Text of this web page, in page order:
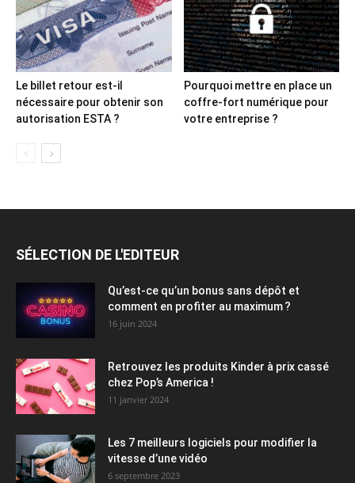
Le billet retour est-il
nécessaire pour obtenir son
autorisation ESTA ?
Pourquoi mettre en place un
coffre-fort numérique pour
votre entreprise ?
SÉLECTION DE L'EDITEUR
Qu’est-ce qu’un bonus sans dépôt et
comment en profiter au maximum ?
16 juin 2024
Retrouvez les produits Kinder à prix cassé
chez Pop’s America !
11 janvier 2024
Les 7 meilleurs logiciels pour modifier la
vitesse d’une vidéo
6 septembre 2023